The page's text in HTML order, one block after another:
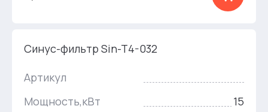
Синус-фильтр Sin-T4-032
Артикул
Мощность,кВт
15